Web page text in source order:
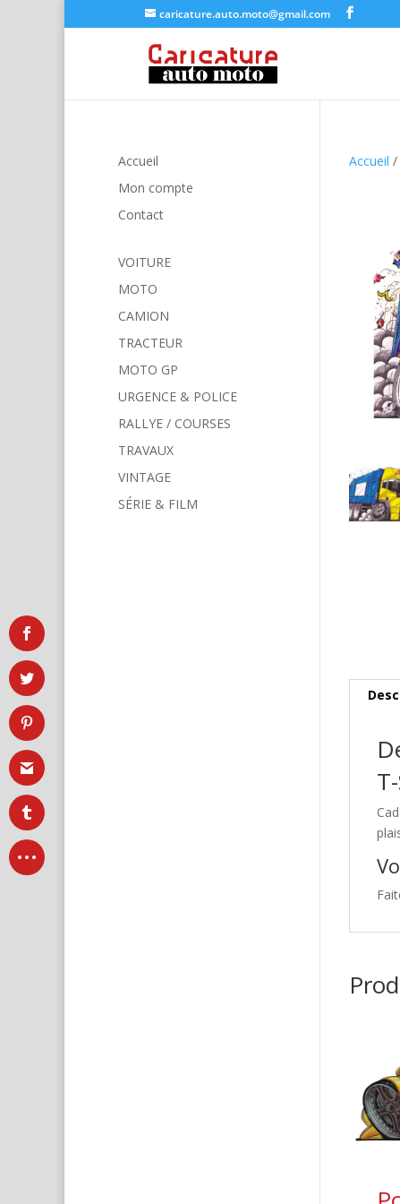
caricature.auto.moto@gmail.com
Accueil /
Accueil
Mon compte
Contact
VOITURE
MOTO
CAMION
TRACTEUR
MOTO GP
URGENCE & POLICE
RALLYE / COURSES
TRAVAUX
VINTAGE
SÉRIE & FILM